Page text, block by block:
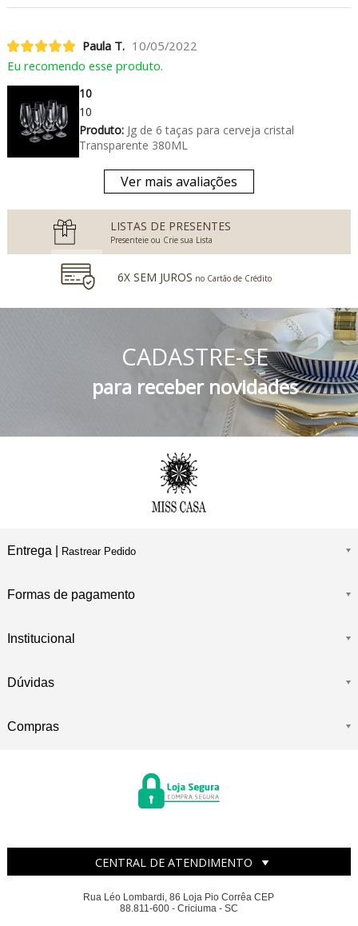
Paula T. 10/05/2022
Eu recomendo esse produto.
10
10
Produto:Jg de 6 taças para cerveja cristal
Transparente 380ML
Ver mais avaliações
LISTAS DE PRESENTES
Presenteie ou Crie sua Lista
6X SEM JUROS no Cartão de Crédito
no Boleto Bancário e PIX
FRETE GRÁTIS Consulte o Regulamento
CADASTRE-SE
para receber novidades
Entrega | Rastrear Pedido
Formas de pagamento
Institucional
Dúvidas
Compras
CENTRAL DE ATENDIMENTO
Rua Léo Lombardi, 86 Loja Pio Corrêa CEP
88.811-600 - Criciuma - SC